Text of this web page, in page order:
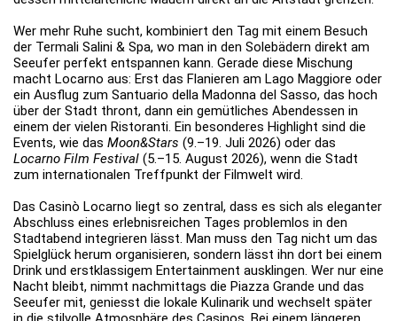
Wer mehr Ruhe sucht, kombiniert den Tag mit einem Besuch
der Termali Salini & Spa, wo man in den Solebädern direkt am
Seeufer perfekt entspannen kann. Gerade diese Mischung
macht Locarno aus: Erst das Flanieren am Lago Maggiore oder
ein Ausflug zum Santuario della Madonna del Sasso, das hoch
über der Stadt thront, dann ein gemütliches Abendessen in
einem der vielen Ristoranti. Ein besonderes Highlight sind die
Events, wie das Moon&Stars (9.–19. Juli 2026) oder das
Locarno Film Festival (5.–15. August 2026), wenn die Stadt
zum internationalen Treffpunkt der Filmwelt wird.
Das Casinò Locarno liegt so zentral, dass es sich als eleganter
Abschluss eines erlebnisreichen Tages problemlos in den
Stadtabend integrieren lässt. Man muss den Tag nicht um das
Spielglück herum organisieren, sondern lässt ihn dort bei einem
Drink und erstklassigem Entertainment ausklingen. Wer nur eine
Nacht bleibt, nimmt nachmittags die Piazza Grande und das
Seeufer mit, geniesst die lokale Kulinarik und wechselt später